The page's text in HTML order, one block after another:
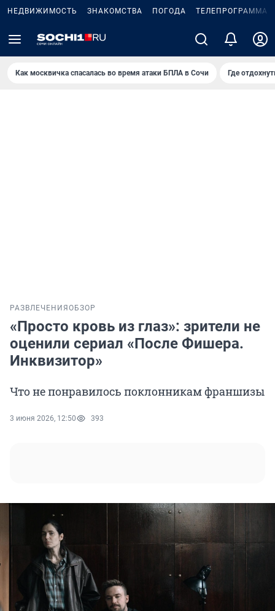
НЕДВИЖИМОСТЬ ЗНАКОМСТВА ПОГОДА ТЕЛЕПРОГРАММА
Как москвичка спасалась во время атаки БПЛА в Сочи Где
РАЗВЛЕЧЕНИЯ ОБЗОР
«Просто кровь из глаз»: зрители не
оценили сериал «После Фишера.
Инквизитор»
Что не понравилось поклонникам франшизы
3 июня 2026, 12:50 393